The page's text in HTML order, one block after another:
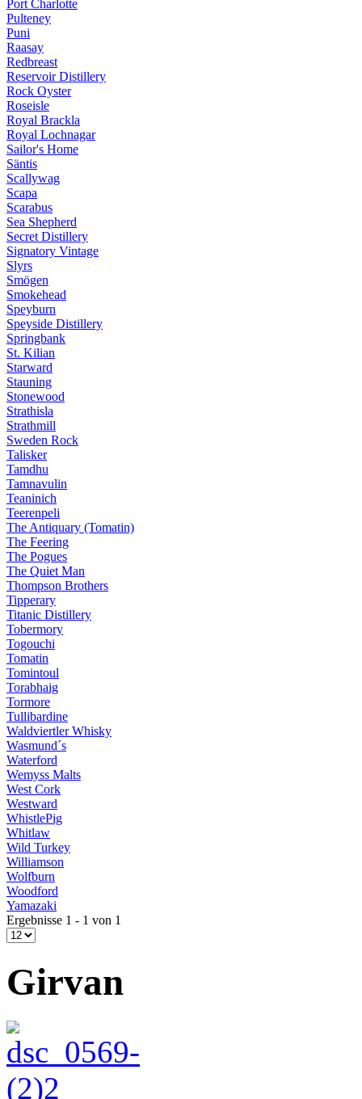
Port Charlotte
Pulteney
Puni
Raasay
Redbreast
Reservoir Distillery
Rock Oyster
Roseisle
Royal Brackla
Royal Lochnagar
Sailor's Home
Säntis
Scallywag
Scapa
Scarabus
Sea Shepherd
Secret Distillery
Signatory Vintage
Slyrs
Smögen
Smokehead
Speyburn
Speyside Distillery
Springbank
St. Kilian
Starward
Stauning
Stonewood
Strathisla
Strathmill
Sweden Rock
Talisker
Tamdhu
Tamnavulin
Teaninich
Teerenpeli
The Antiquary (Tomatin)
The Feering
The Pogues
The Quiet Man
Thompson Brothers
Tipperary
Titanic Distillery
Tobermory
Togouchi
Tomatin
Tomintoul
Torabhaig
Tormore
Tullibardine
Waldviertler Whisky
Wasmund´s
Waterford
Wemyss Malts
West Cork
Westward
WhistlePig
Whitlaw
Wild Turkey
Williamson
Wolfburn
Woodford
Yamazaki
Ergebnisse 1 - 1 von 1
Girvan